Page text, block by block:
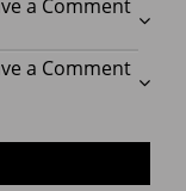
|
Pin
Up
Utan
Licens
a Comment
a Commenton
Pin